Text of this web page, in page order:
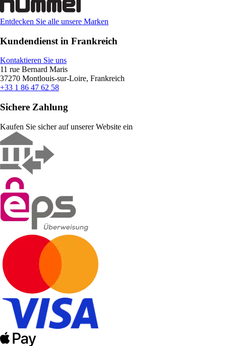
Entdecken Sie alle unsere Marken
Kundendienst in Frankreich
Kontaktieren Sie uns
11 rue Bernard Maris
37270 Montlouis-sur-Loire, Frankreich
+33 1 86 47 62 58
Sichere Zahlung
Kaufen Sie sicher auf unserer Website ein